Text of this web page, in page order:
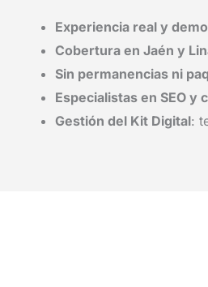
Experiencia real y
Cobertura en Jaén y
Sin permanencias ni
Especialistas en SEO y
Gestión del Kit Digital: